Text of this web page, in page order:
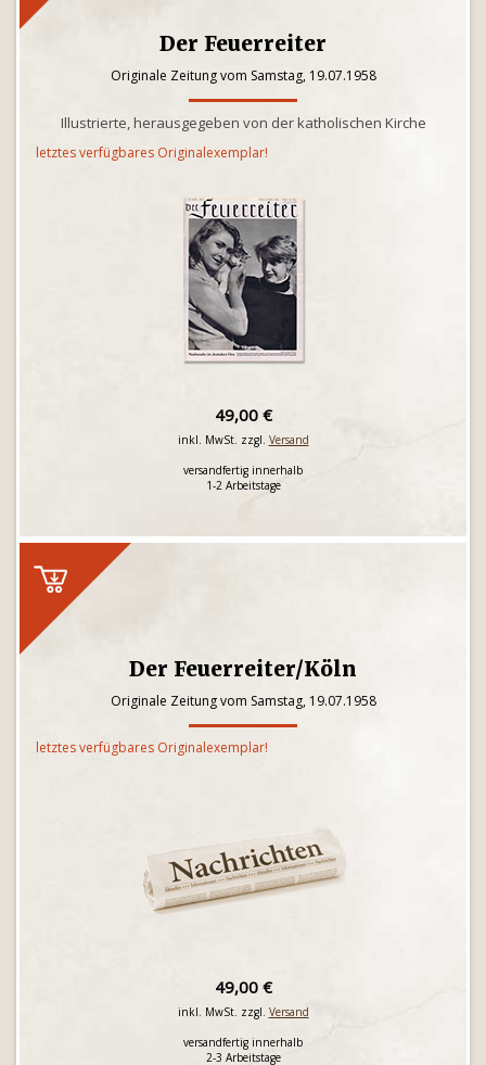
Der Feuerreiter
Originale Zeitung vom Samstag, 19.07.1958
Illustrierte, herausgegeben von der katholischen Kirche
letztes verfügbares Originalexemplar!
49,00 €
inkl. MwSt. zzgl. Versand
versandfertig innerhalb
1-2 Arbeitstage
Der Feuerreiter/Köln
Originale Zeitung vom Samstag, 19.07.1958
letztes verfügbares Originalexemplar!
49,00 €
inkl. MwSt. zzgl. Versand
versandfertig innerhalb
2-3 Arbeitstage